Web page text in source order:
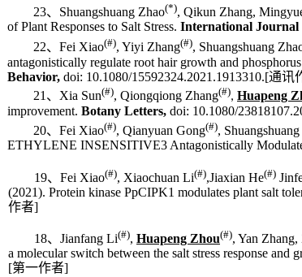
23、 Shuangshuang Zhao(*), Qikun Zhang,
of Plant Responses to Salt Stress. International Journal
22、 Fei Xiao(#), Yiyi Zhang(#), Shuangshuang
antagonistically regulate root hair growth and
Behavior, doi: 10.1080/15592324.2021.1913310.[通讯
21 、 Xia Sun(#), Qiongqiong Zhang(#), Huapeng
improvement. Botany Letters, doi: 10.1080/
20、 Fei Xiao(#), Qianyuan Gong(#),
ETHYLENE INSENSITIVE3 Antagonistically
19、 Fei Xiao(#), Xiaochuan Li(#),Jiaxian He(#)
(2021). Protein kinase PpCIPK1 modulates plant salt
作者]
18、 Jianfang Li(#), Huapeng Zhou(#), Yan
a molecular switch between the salt stress response and
[第一作者]